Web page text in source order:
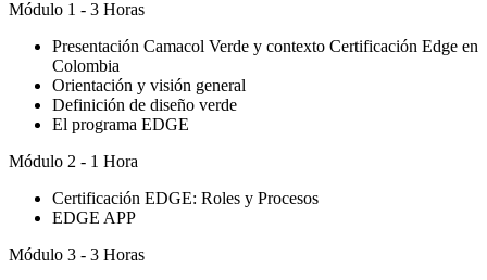
Módulo 1 - 3 Horas
Presentación Camacol Verde y contexto Certificación Edge en
Colombia
Orientación y visión general
Definición de diseño verde
El programa EDGE
Módulo 2 - 1 Hora
Certificación EDGE: Roles y Procesos
EDGE APP
Módulo 3 - 3 Horas